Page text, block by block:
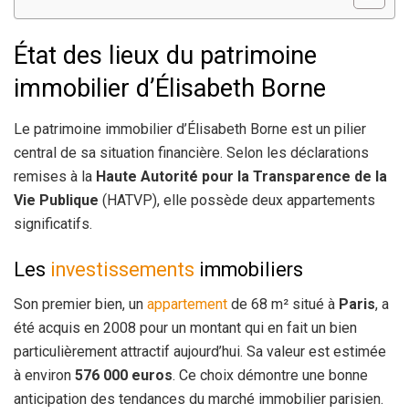
État des lieux du patrimoine
immobilier d’Élisabeth Borne
Le patrimoine immobilier d’Élisabeth Borne est un pilier
central de sa situation financière. Selon les déclarations
remises à la Haute Autorité pour la Transparence de la
Vie Publique (HATVP), elle possède deux appartements
significatifs.
Les investissements immobiliers
Son premier bien, un appartement de 68 m² situé à Paris, a
été acquis en 2008 pour un montant qui en fait un bien
particulièrement attractif aujourd’hui. Sa valeur est estimée
à environ 576 000 euros. Ce choix démontre une bonne
anticipation des tendances du marché immobilier parisien.